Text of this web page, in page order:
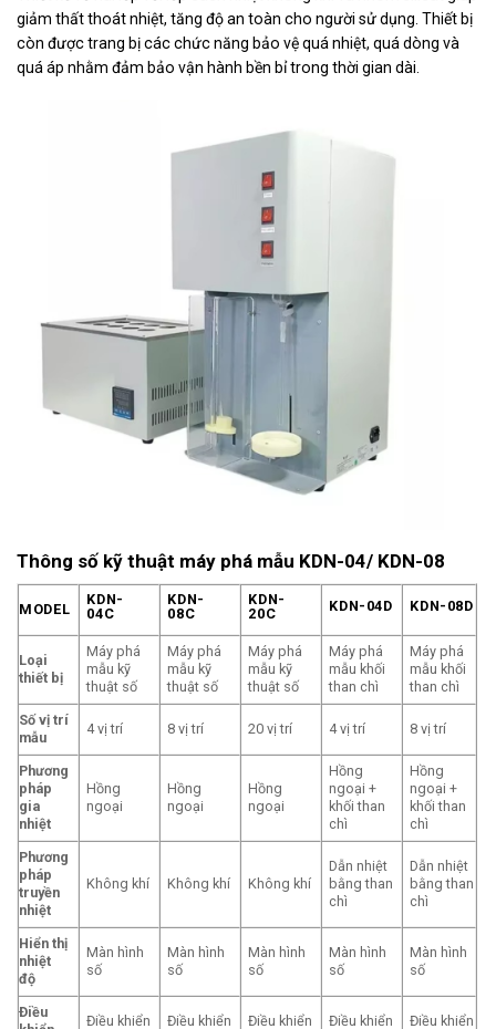
giảm thất thoát nhiệt, tăng độ an toàn cho người sử dụng. Thiết bị
còn được trang bị các chức năng bảo vệ quá nhiệt, quá dòng và
quá áp nhằm đảm bảo vận hành bền bỉ trong thời gian dài.
Thông số kỹ thuật máy phá mẫu KDN-04/ KDN-08
MODEL
KDN-
04C
KDN-
08C
KDN-
20C
KDN-04D KDN-08D
Loại
thiết bị
Máy phá
mẫu kỹ
thuật số
Máy phá
mẫu kỹ
thuật số
Máy phá
mẫu kỹ
thuật số
Máy phá
mẫu khối
than chì
Máy phá
mẫu khối
than chì
Số vị trí
mẫu
4 vị trí 8 vị trí 20 vị trí 4 vị trí 8 vị trí
Phương
pháp
gia
nhiệt
Hồng
ngoại
Hồng
ngoại
Hồng
ngoại
Hồng
ngoại +
khối than
chì
Hồng
ngoại +
khối than
chì
Phương
pháp
truyền
nhiệt
Không khí Không khí Không khí
Dẫn nhiệt
bằng than
chì
Dẫn nhiệt
bằng than
chì
Hiển thị
nhiệt
độ
Màn hình
số
Màn hình
số
Màn hình
số
Màn hình
số
Màn hình
số
Điều
Điều khiển
Điều khiển
Điều khiển
Điều khiển
Điều khiển